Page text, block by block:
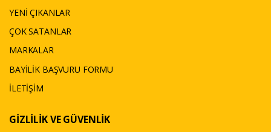
YENİ ÇIKANLAR
ÇOK SATANLAR
MARKALAR
BAYİLİK BAŞVURU FORMU
İLETİŞİM
GİZLİLİK VE GÜVENLİK